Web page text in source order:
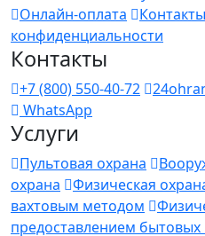
Онлайн-оплата
Контакты
конфиденциальности
Контакты
+7 (800) 550-40-72
WhatsApp
Услуги
Пультовая охрана
охрана
Физическая
вахтовым методом
предоставлением бытовых